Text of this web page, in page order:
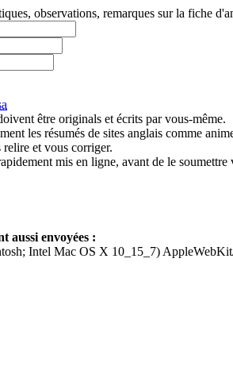
observations, remarques sur la fiche
être originals et écrits par vous-même.
les résumés de sites anglais comme
et vous corriger.
mis en ligne, avant de le
aussi envoyées :
Intel Mac OS X 10_15_7)